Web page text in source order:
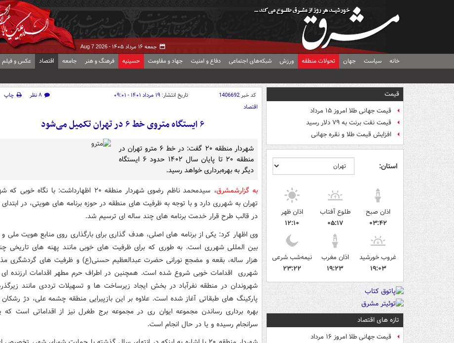
جمعه ۱۶ مرداد ۱۴۰۵ - Aug 7 2026
خانه سیاست جهان تحولات منطقه ورزش شبکه‌های اجتماعی دفاع و امنیت جهاد و مقاومت حسینیه فرهنگ و هنر جامعه اقتصاد عکس و فیلم
قیمت
قیمت جهانی طلا امروز ۱۵ مرداد
قیمت نفت برنت به ۷۹ دلار رسید
افزایش قیمت طلا و نقره جهانی
استان:
اذان صبح
۰۳:۴۲
طلوع آفتاب
۰۵:۱۷
اذان ظهر
۱۲:۱۰
غروب خورشید
۱۹:۰۳
اذان مغرب
۱۹:۲۳
نیمه‌شب شرعی
۲۳:۲۲
تازه های اقتصاد
قیمت جهانی طلا امروز ۱۶ مرداد
کد خبر1406692 تاریخ انتشار: ۱۹ مرداد ۱۴۰۱ - ۰۹:۰۱ ۸ نظر
چاپ
اقتصاد
۶ ایستگاه متروی خط ۶ در تهران تکمیل می‌شود
شهردار منطقه ۲۰ گفت: در خط ۶ مترو تهران در
منطقه ۲۰ تا پایان سال ۱۴۰۲ حدود ۶ ایستگاه
دیگر به بهره‌برداری خواهد رسید.
به گزارشمشرق
، سیدمحمد ناظم رضوی شهردار منطقه ۲۰ اظهارداشت: با نگاه خوبی
تهران به شهرری دارد و با توجه به ظرفیت های منطقه در حوزه برنامه های هویتی، در ابتدای
در قالب طرح قرار خدمت برنامه های چند ساله ای ترسیم شد.
وی اظهار کرد: یکی از برنامه های اصلی، هدف گذاری برای بارگذاری روی منابع هویت ملی
بین المللی شهرری است. به طوری که برای ظرفیت های خوبی مانند پهنه های تاریخی
هزار ساله، بقعه و مضجع نورانی حضرت عبدالعظیم حسنی(ع) و ظرفیت های گردشگری
شهرری اقدامات خوبی شروع شده است. همچنین در اطراف حرم مطهر اقدامات ارزنده ای
شهروندان در منطقه نفرآباد در بخش ایجاد زیرساخت ها و تسهیلات ترددی مانند
پارکینگ های طبقاتی آغاز شده است. علاوه بر این بازپیرایی منطقه چشمه علی، دژ
بهره برداری رساندن مجموعه ایوان ری در مجموعه برج طغرل نیز از اقداماتی است که
سرانجام رسیده و یا در حال انجام است.